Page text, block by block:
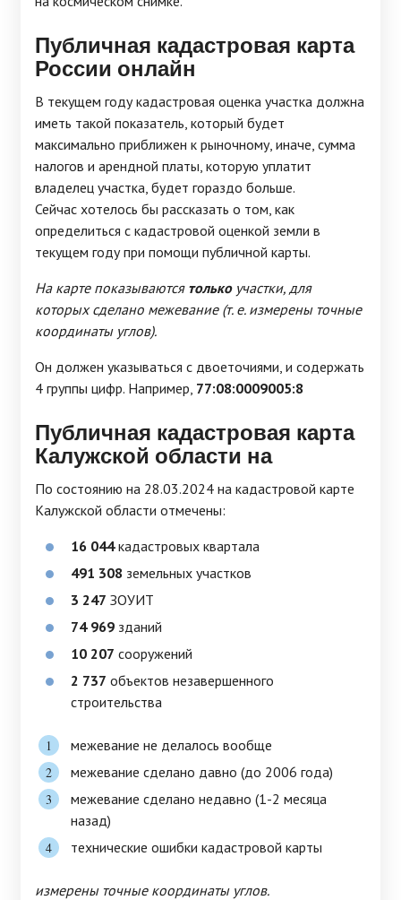
Публичная кадастровая карта
России онлайн
В текущем году кадастровая оценка участка должна
иметь такой показатель, который будет
максимально приближен к рыночному, иначе, сумма
налогов и арендной платы, которую уплатит
владелец участка, будет гораздо больше.
Сейчас хотелось бы рассказать о том, как
определиться с кадастровой оценкой земли в
текущем году при помощи публичной карты.
На карте показываются толькоучастки, для
которых сделано межевание (т. е. измерены точные
координаты углов).
Он должен указываться с двоеточиями, и содержать
4 группы цифр. Например, 77:08:0009005:8
Публичная кадастровая карта
Калужской области на
По состоянию на 28.03.2024 на кадастровой карте
Калужской области отмечены:
16 044кадастровых квартала
491 308 земельных участков
3 247 ЗОУИТ
74 969 зданий
10 207 сооружений
2 737 объектов незавершенного
строительства
межевание не делалось вообще
межевание сделано давно (до 2006 года)
межевание сделано недавно (1-2 месяца
назад)
технические ошибки кадастровой карты
измерены точные координаты углов.